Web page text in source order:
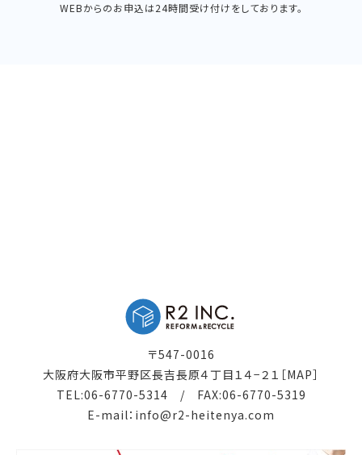
WEBからのお申込は24時間受け付けをしております。
〒547-0016
大阪府大阪市平野区長吉長原４丁目１４−２１ ［MAP］
TEL:06-6770-5314 / FAX:06-6770-5319
E-mail： info@r2-heitenya.com